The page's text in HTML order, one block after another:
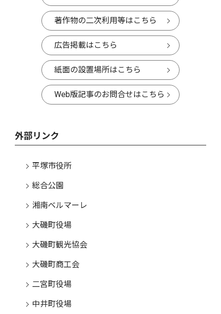
著作物の二次利用等はこちら
広告掲載はこちら
紙面の設置場所はこちら
Web版記事のお問合せはこちら
外部リンク
平塚市役所
総合公園
湘南ベルマーレ
大磯町役場
大磯町観光協会
大磯町商工会
二宮町役場
中井町役場